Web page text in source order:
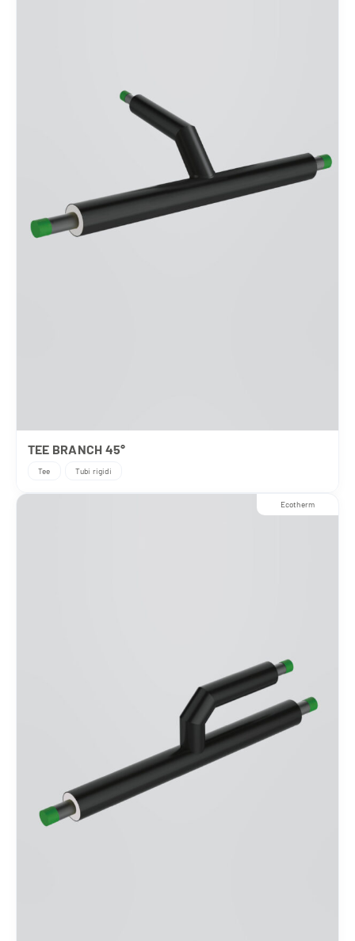
TEE BRANCH 45°
Tee Tubi rigidi
Ecotherm